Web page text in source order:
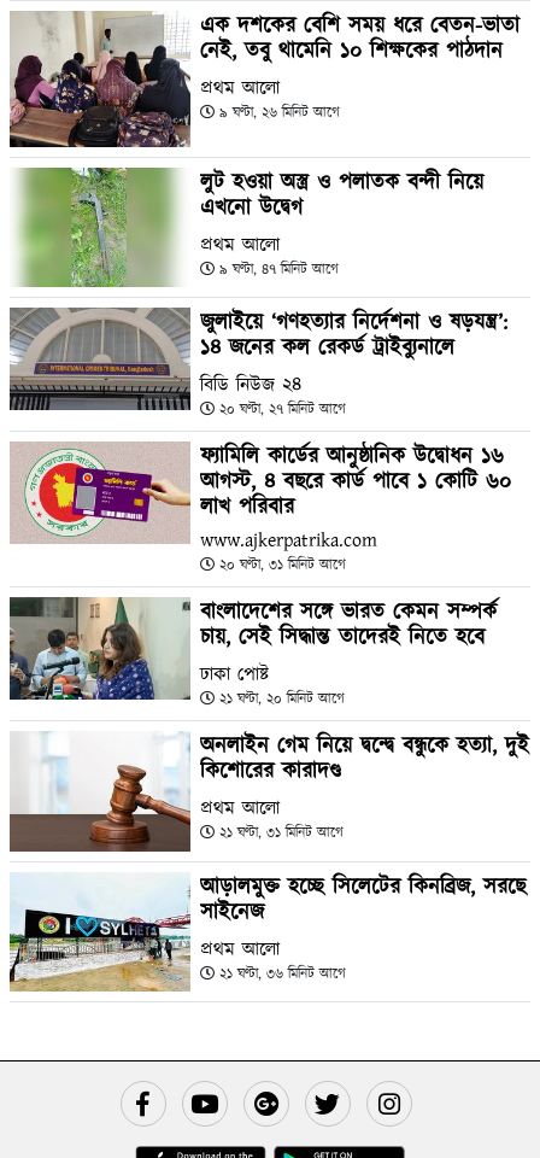
এক দশকের বেশি সময় ধরে বেতন-ভাতা
নেই, তবু থামেনি ১০ শিক্ষকের পাঠদান
প্রথম আলো
৯ ঘণ্টা, ২৬ মিনিট আগে
লুট হওয়া অস্ত্র ও পলাতক বন্দী নিয়ে
এখনো উদ্বেগ
প্রথম আলো
৯ ঘণ্টা, ৪৭ মিনিট আগে
জুলাইয়ে ‘গণহত্যার নির্দেশনা ও ষড়যন্ত্র’:
১৪ জনের কল রেকর্ড ট্রাইব্যুনালে
বিডি নিউজ ২৪
২০ ঘণ্টা, ২৭ মিনিট আগে
ফ্যামিলি কার্ডের আনুষ্ঠানিক উদ্বোধন ১৬
আগস্ট, ৪ বছরে কার্ড পাবে ১ কোটি ৬০
লাখ পরিবার
www.ajkerpatrika.com
২০ ঘণ্টা, ৩১ মিনিট আগে
বাংলাদেশের সঙ্গে ভারত কেমন সম্পর্ক
চায়, সেই সিদ্ধান্ত তাদেরই নিতে হবে
ঢাকা পোষ্ট
২১ ঘণ্টা, ২০ মিনিট আগে
অনলাইন গেম নিয়ে দ্বন্দ্বে বন্ধুকে হত্যা, দুই
কিশোরের কারাদণ্ড
প্রথম আলো
২১ ঘণ্টা, ৩১ মিনিট আগে
আড়ালমুক্ত হচ্ছে সিলেটের কিনব্রিজ, সরছে
সাইনেজ
প্রথম আলো
২১ ঘণ্টা, ৩৬ মিনিট আগে